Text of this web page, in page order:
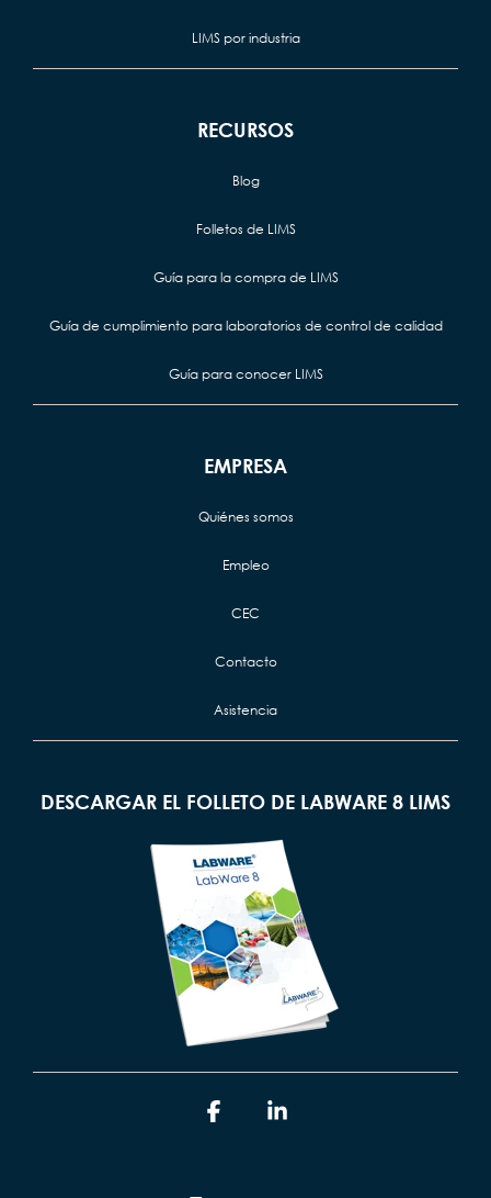
LIMS por industria
RECURSOS
Blog
Folletos de LIMS
Guía para la compra de LIMS
Guía de cumplimiento para laboratorios de control de calidad
Guía para conocer LIMS
EMPRESA
Quiénes somos
Empleo
CEC
Contacto
Asistencia
DESCARGAR EL FOLLETO DE LABWARE 8 LIMS
Facebook